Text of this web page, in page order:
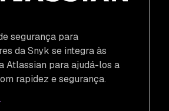
segurança para
da Snyk se integra às
Atlassian para ajudá-los a
rapidez e segurança.